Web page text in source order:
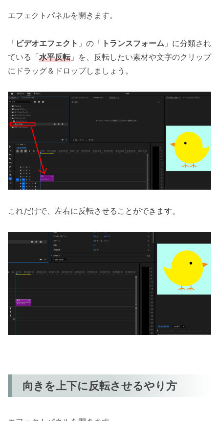
エフェクトパネルを開きます。
「 ビデオエフェクト 」の「 トランスフォーム 」に分類され
ている「水平反転」を、反転したい素材や文字のクリップ
にドラッグ＆ドロップしましょう。
これだけで、左右に反転させることができます。
向きを上下に反転させるやり方